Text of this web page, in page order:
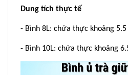
Dung tích thực tế
- Bình 8L: chứa thực khoảng
- Bình 10L: chứa thực khoảng